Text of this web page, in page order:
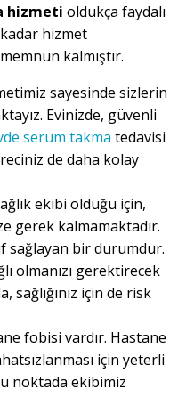
hizmeti oldukça faydalı
hizmet
kalmıştır.
sayesinde sizlerin
Evinizde, güvenli
serum takma tedavisi
de daha kolay
ekibi olduğu için,
gerek kalmamaktadır.
sağlayan bir durumdur.
olmanızı gerektirecek
sağlığınız için de risk
fobisi vardır. Hastane
için yeterli
noktada ekibimiz